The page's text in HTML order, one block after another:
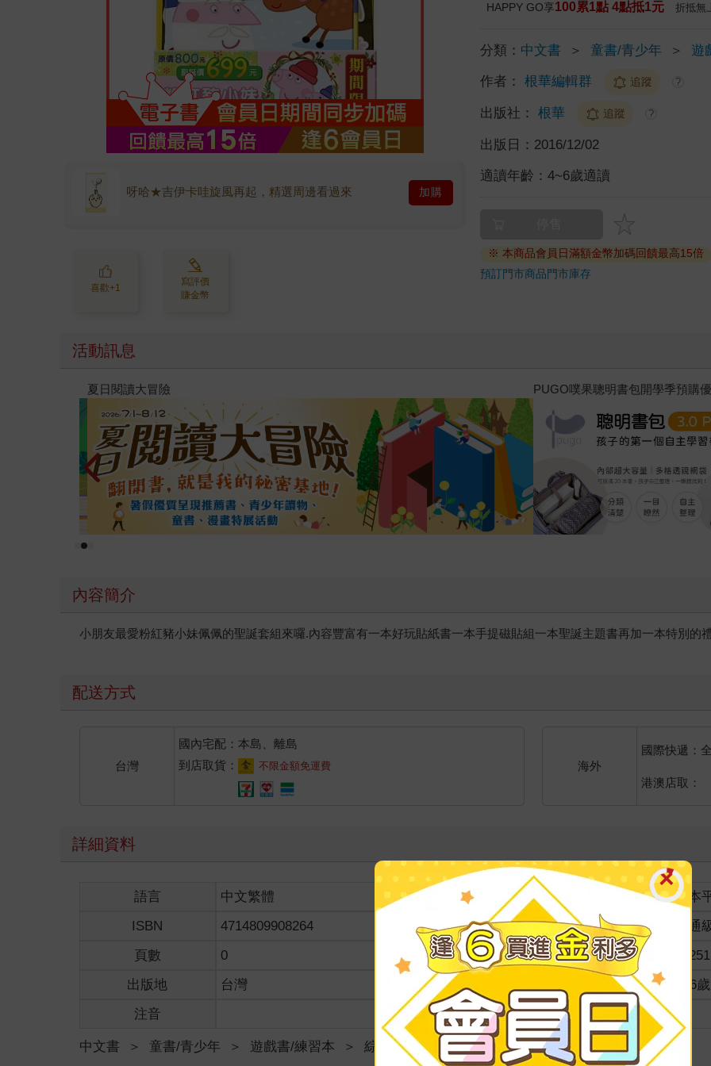
呀哈★吉伊卡哇旋風再起，精選周邊看過來 加購
喜歡+1
寫評價
賺金幣
HAPPY GO享100累1點 4點抵1元 折抵無
分類： 中文書 ＞ 童書/青少年 ＞ 遊
作者： 根華編輯群 追蹤 ?
出版社： 根華 追蹤 ?
出版日： 2016/12/02
適讀年齡：4~6歲適讀
※ 本商品會員日滿額金幣加碼回饋最高15倍
預訂門市商品門市庫存
活動訊息
夏日閱讀大冒險 PUGO噗果聰明書包開學季預購
內容簡介
小朋友最愛粉紅豬小妹佩佩的聖誕套組來囉.內容豐富有一本好玩貼紙書一本手提磁貼組一本聖誕主題書再加一本特別的
配送方式
台灣
國內宅配：本島、離島
到店取貨：
不限金額免運費 海外
國際快遞：
港澳店取：
詳細資料
語言 中文繁體
紙本
ISBN
4714809908264 分級
普通
頁數
0 商品規格
出版地
台灣 適讀年齡
4~6
注音
中文書 ＞ 童書/青少年 ＞ 遊戲書/練習本 ＞ 綜合練習